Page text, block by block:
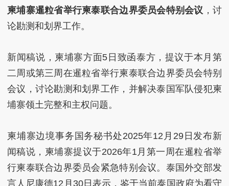
柬埔寨暹粒省举行柬泰联合边界委员会特别会议 ，讨
论勘测和划界工作。
新闻稿说，柬埔寨方面5日致函泰方，提议于本月第
二周或第三周在暹粒省举行柬泰联合边界委员会特别
会议，讨论勘测和划界工作，并解决泰国军队侵犯柬
埔寨领土完整和主权问题。
柬埔寨边境事务国务秘书处2025年12月29日发布新
闻稿说，柬埔寨提议于2026年1月第一周在暹粒省举
行柬泰联合边界委员会紧急特别会议。泰国外交部发
言人尼康德12月30日表示，鉴于当前泰国政府为看守